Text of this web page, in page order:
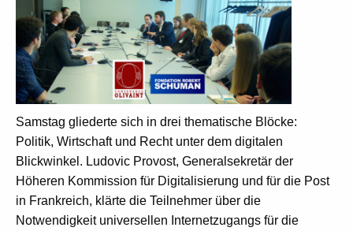
Samstag gliederte sich in drei thematische Blöcke:
Politik, Wirtschaft und Recht unter dem digitalen
Blickwinkel. Ludovic Provost, Generalsekretär der
Höheren Kommission für Digitalisierung und für die Post
in Frankreich, klärte die Teilnehmer über die
Notwendigkeit universellen Internetzugangs für die